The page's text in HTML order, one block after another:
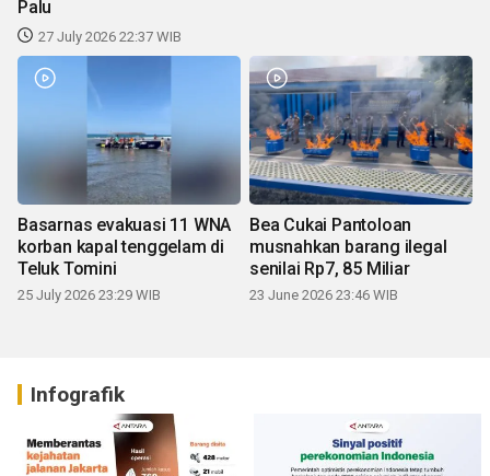
Palu
27 July 2026 22:37 WIB
Basarnas evakuasi 11 WNA
korban kapal tenggelam di
Teluk Tomini
25 July 2026 23:29 WIB
Bea Cukai Pantoloan
musnahkan barang ilegal
senilai Rp7, 85 Miliar
23 June 2026 23:46 WIB
Infografik